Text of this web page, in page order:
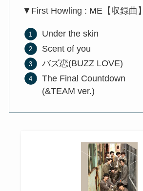
▼First Howling : ME【収録曲】
Under the skin
Scent of you
バズ恋(BUZZ LOVE)
The Final Countdown
(&TEAM ver.)